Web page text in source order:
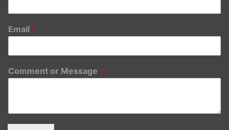
Email *
Comment or Message *